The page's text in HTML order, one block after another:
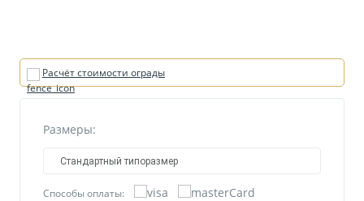
Расчёт стоимости ограды
Размеры:
Стандартный типоразмер
Способы оплаты: